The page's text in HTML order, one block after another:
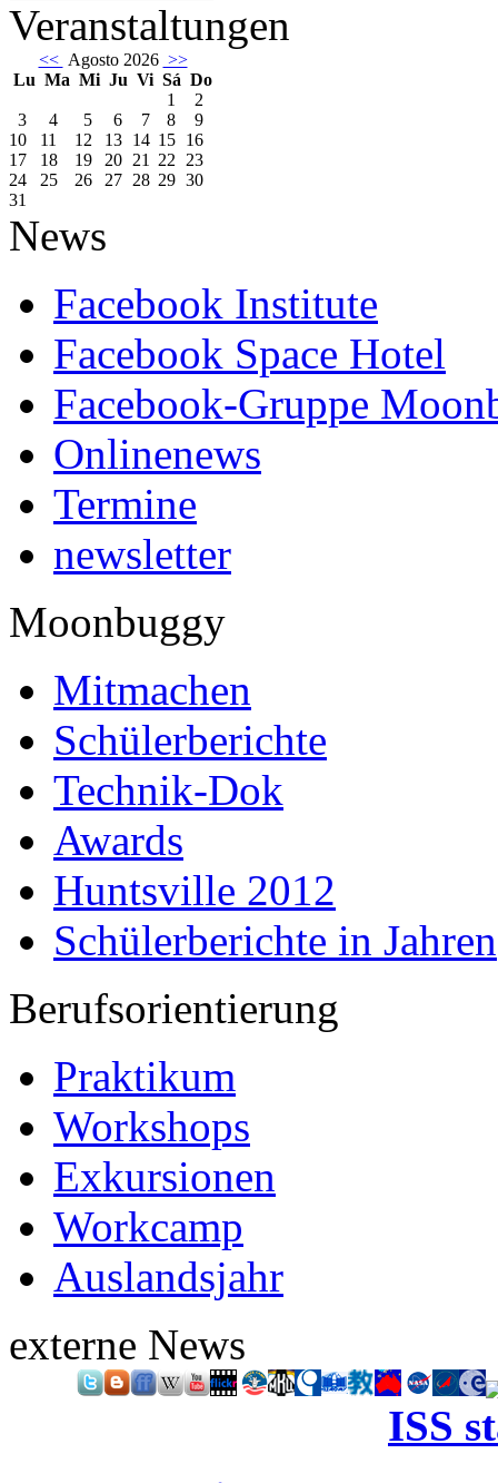
Veranstaltungen
<< Agosto 2026 >>
Lu Ma Mi Ju Vi Sá Do
1
2
3
4 5 6 7 8
9
10
11 12 13 14 15 16
17
18 19 20 21 22 23
24
25 26 27 28 29 30
31
News
Facebook Institute
Facebook Space Hotel
Facebook-Gruppe
Onlinenews
Termine
newsletter
Moonbuggy
Mitmachen
Schülerberichte
Technik-Dok
Awards
Huntsville 2012
Schülerberichte in Jahren
Berufsorientierung
Praktikum
Workshops
Exkursionen
Workcamp
Auslandsjahr
externe News
ISS